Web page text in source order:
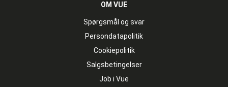
OM VUE
Spørgsmål og svar
Persondatapolitik
Cookiepolitik
Salgsbetingelser
Job i Vue